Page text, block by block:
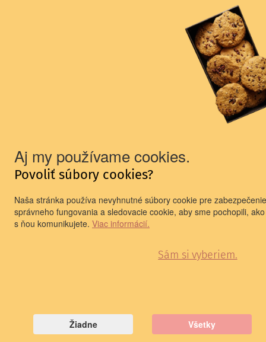
Aj my používame cookies.
Povoliť súbory cookies?
Naša stránka používa nevyhnutné súbory cookie pre zabezpečenie
správneho fungovania a sledovacie cookie, aby sme pochopili, ako
s ňou komunikujete. Viac informácií.
Sám si vyberiem.
Žiadne Všetky
PRIHLÁSIŤ SA